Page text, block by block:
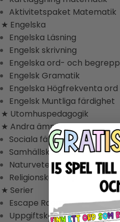
Aktivitetspaket Matematik
★ Engelska
Engelska Läsning
Engelsk skrivning
Engelska ord- och begrepp
Engelsk Gramatik
Engelska Högfrekventa ord
Engelsk Muntliga färdighet
★ Utomhuspedagogik
★ Andra ämnen
Sociala färdigheter
Samhällskunskap
Naturvetenskap
Religionskunskap
★ Serier
Escape Rooms
Uppgiftskort Svenska